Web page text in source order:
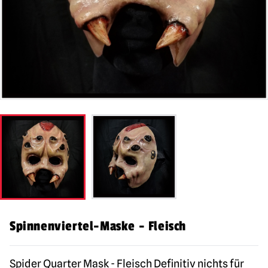
Spinnenviertel-Maske - Fleisch
Spider Quarter Mask - Fleisch Definitiv nichts für